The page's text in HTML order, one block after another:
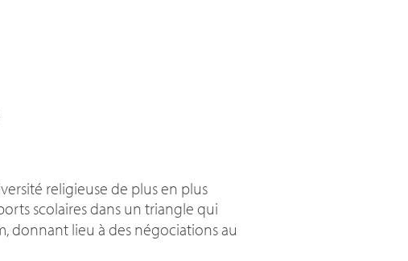
religieuse de plus en plus
scolaires dans un triangle qui
donnant lieu à des négociations au